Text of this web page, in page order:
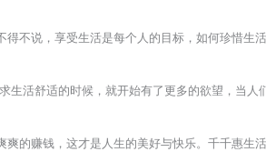
得不说，享受生活是每个人的目标，如何珍惜生
生活舒适的时候，就开始有了更多的欲望，当
爽的赚钱，这才是人生的美好与快乐。千千惠生